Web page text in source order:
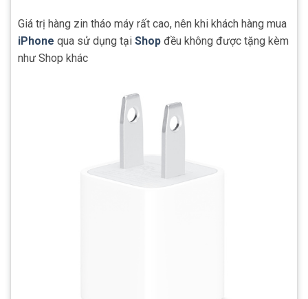
Giá trị hàng zin tháo máy rất cao, nên khi khách hàng mua
iPhone qua sử dụng tại Shop đều không được tặng kèm
như Shop khác